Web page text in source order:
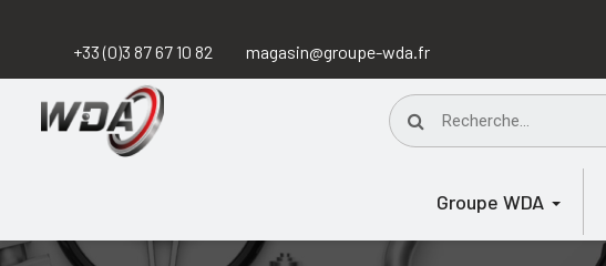
+33 (0)3 87 67 10 82 magasin@groupe-wda.fr
Groupe WDA